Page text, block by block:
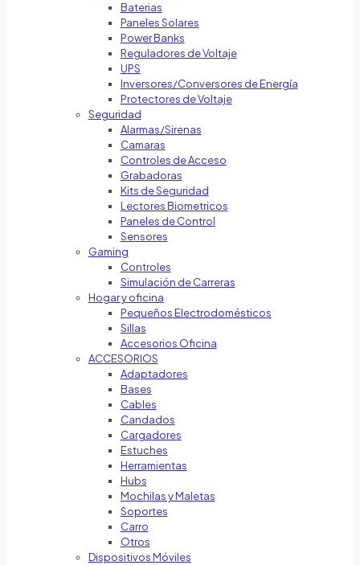
Baterias
Paneles Solares
Power Banks
Reguladores de Voltaje
UPS
Inversores/Conversores de Energía
Protectores de Voltaje
Seguridad
Alarmas/Sirenas
Camaras
Controles de Acceso
Grabadoras
Kits de Seguridad
Lectores Biometricos
Paneles de Control
Sensores
Gaming
Controles
Simulación de Carreras
Hogar y oficina
Pequeños Electrodomésticos
Sillas
Accesorios Oficina
ACCESORIOS
Adaptadores
Bases
Cables
Candados
Cargadores
Estuches
Herramientas
Hubs
Mochilas y Maletas
Soportes
Carro
Otros
Dispositivos Móviles